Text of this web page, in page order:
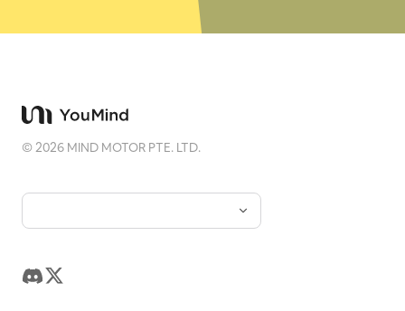
©2026 MIND MOTOR PTE. LTD.